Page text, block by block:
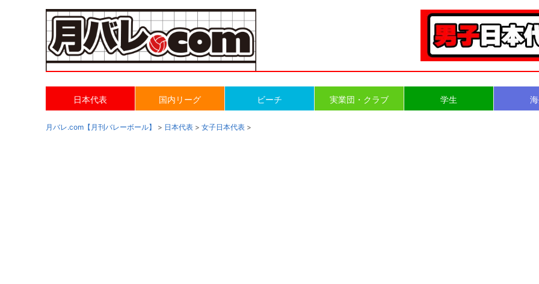
日本代表 国内リーグ ビーチ 実業団・クラブ 学生
月バレ.com【月刊バレーボール】 > 日本代表 > 女子日本代表 >